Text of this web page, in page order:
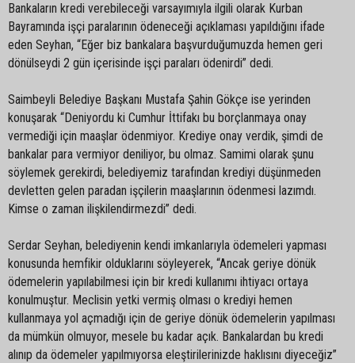
Bankaların kredi verebileceği varsayımıyla ilgili olarak Kurban
Bayramında işçi paralarının ödeneceği açıklaması yapıldığını ifade
eden Seyhan, “Eğer biz bankalara başvurduğumuzda hemen geri
dönülseydi 2 gün içerisinde işçi paraları ödenirdi” dedi.
Saimbeyli Belediye Başkanı Mustafa Şahin Gökçe ise yerinden
konuşarak “Deniyordu ki Cumhur İttifakı bu borçlanmaya onay
vermediği için maaşlar ödenmiyor. Krediye onay verdik, şimdi de
bankalar para vermiyor deniliyor, bu olmaz. Samimi olarak şunu
söylemek gerekirdi, belediyemiz tarafından krediyi düşünmeden
devletten gelen paradan işçilerin maaşlarının ödenmesi lazımdı.
Kimse o zaman ilişkilendirmezdi” dedi.
Serdar Seyhan, belediyenin kendi imkanlarıyla ödemeleri yapması
konusunda hemfikir olduklarını söyleyerek, “Ancak geriye dönük
ödemelerin yapılabilmesi için bir kredi kullanımı ihtiyacı ortaya
konulmuştur. Meclisin yetki vermiş olması o krediyi hemen
kullanmaya yol açmadığı için de geriye dönük ödemelerin yapılması
da mümkün olmuyor, mesele bu kadar açık. Bankalardan bu kredi
alınıp da ödemeler yapılmıyorsa eleştirilerinizde haklısını diyeceğiz”